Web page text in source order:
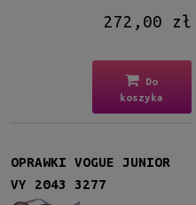
272,00 zł
Do
koszyka
OPRAWKI VOGUE JUNIOR
VY 2043 3277